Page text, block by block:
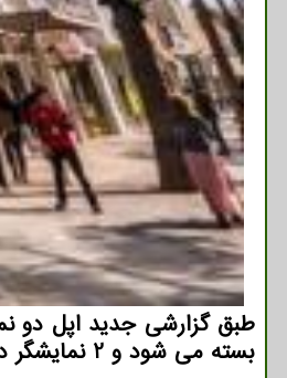
طبق گزارشی جدید اپل دو
بسته می شود و 2 نمایشگر دارد.